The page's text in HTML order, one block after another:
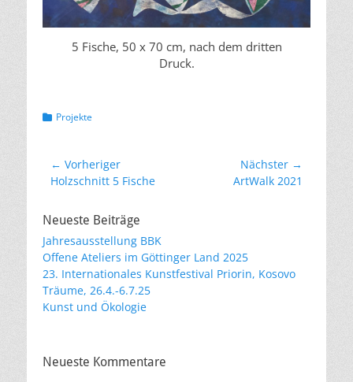
5 Fische, 50 x 70 cm, nach dem dritten
Druck.
Kategorien
Projekte
Beitragsnavigation
← Vorheriger
Vorheriger
Holzschnitt 5 Fische
Nächster →
ArtWalk 2021
Neueste Beiträge
Jahresausstellung BBK
Offene Ateliers im Göttinger Land 2025
23. Internationales Kunstfestival Priorin, Kosovo
Träume, 26.4.-6.7.25
Kunst und Ökologie
Neueste Kommentare